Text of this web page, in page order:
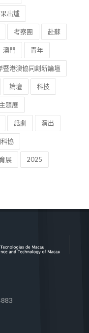
出爐
考察團 赴蘇
澳門 青年
暨港澳協同創新論壇
論壇 科技
題展
話劇 演出
協
展 2025